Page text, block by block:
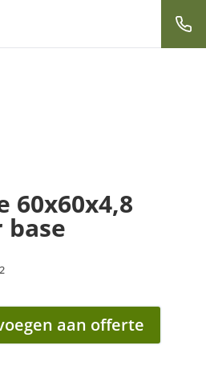
60x60x4,8
aan offerte